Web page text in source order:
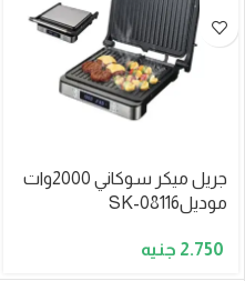
جريل ميكر سوكاني 2000وات
موديلSK-08116
2.750